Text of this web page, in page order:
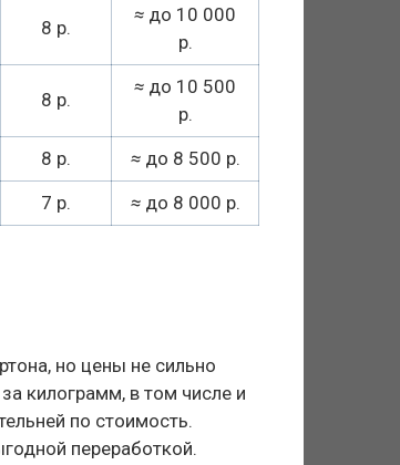
8 р.
≈ до 10 000
р.
8 р.
≈ до 10 500
р.
8 р. ≈ до 8 500 р.
7 р. ≈ до 8 000 р.
но цены не сильно
килограмм, в том числе и
по стоимость.
переработкой.